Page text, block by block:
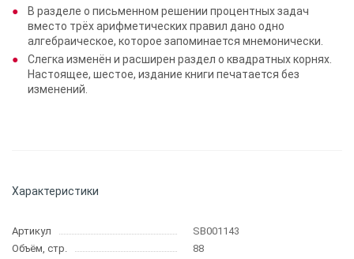
В разделе о письменном решении процентных задач
вместо трёх арифметических правил дано одно
алгебраическое, которое запоминается мнемонически.
Слегка изменён и расширен раздел о квадратных корнях.
Настоящее, шестое, издание книги печатается без
изменений.
Характеристики
Артикул
SB001143
Объём, стр.
88